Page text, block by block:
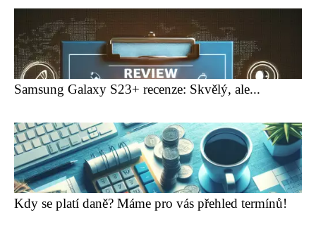
Samsung Galaxy S23+ recenze: Skvělý, ale...
Kdy se platí daně? Máme pro vás přehled termínů!